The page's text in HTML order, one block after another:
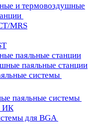
и термовоздушные
MRS
паяльные станции
паяльные станции
системы
паяльные системы
ИК
для BGA